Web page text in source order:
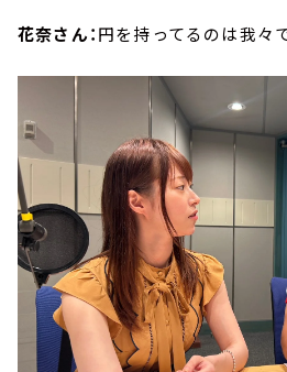
花奈さん：円を持ってるのは我々